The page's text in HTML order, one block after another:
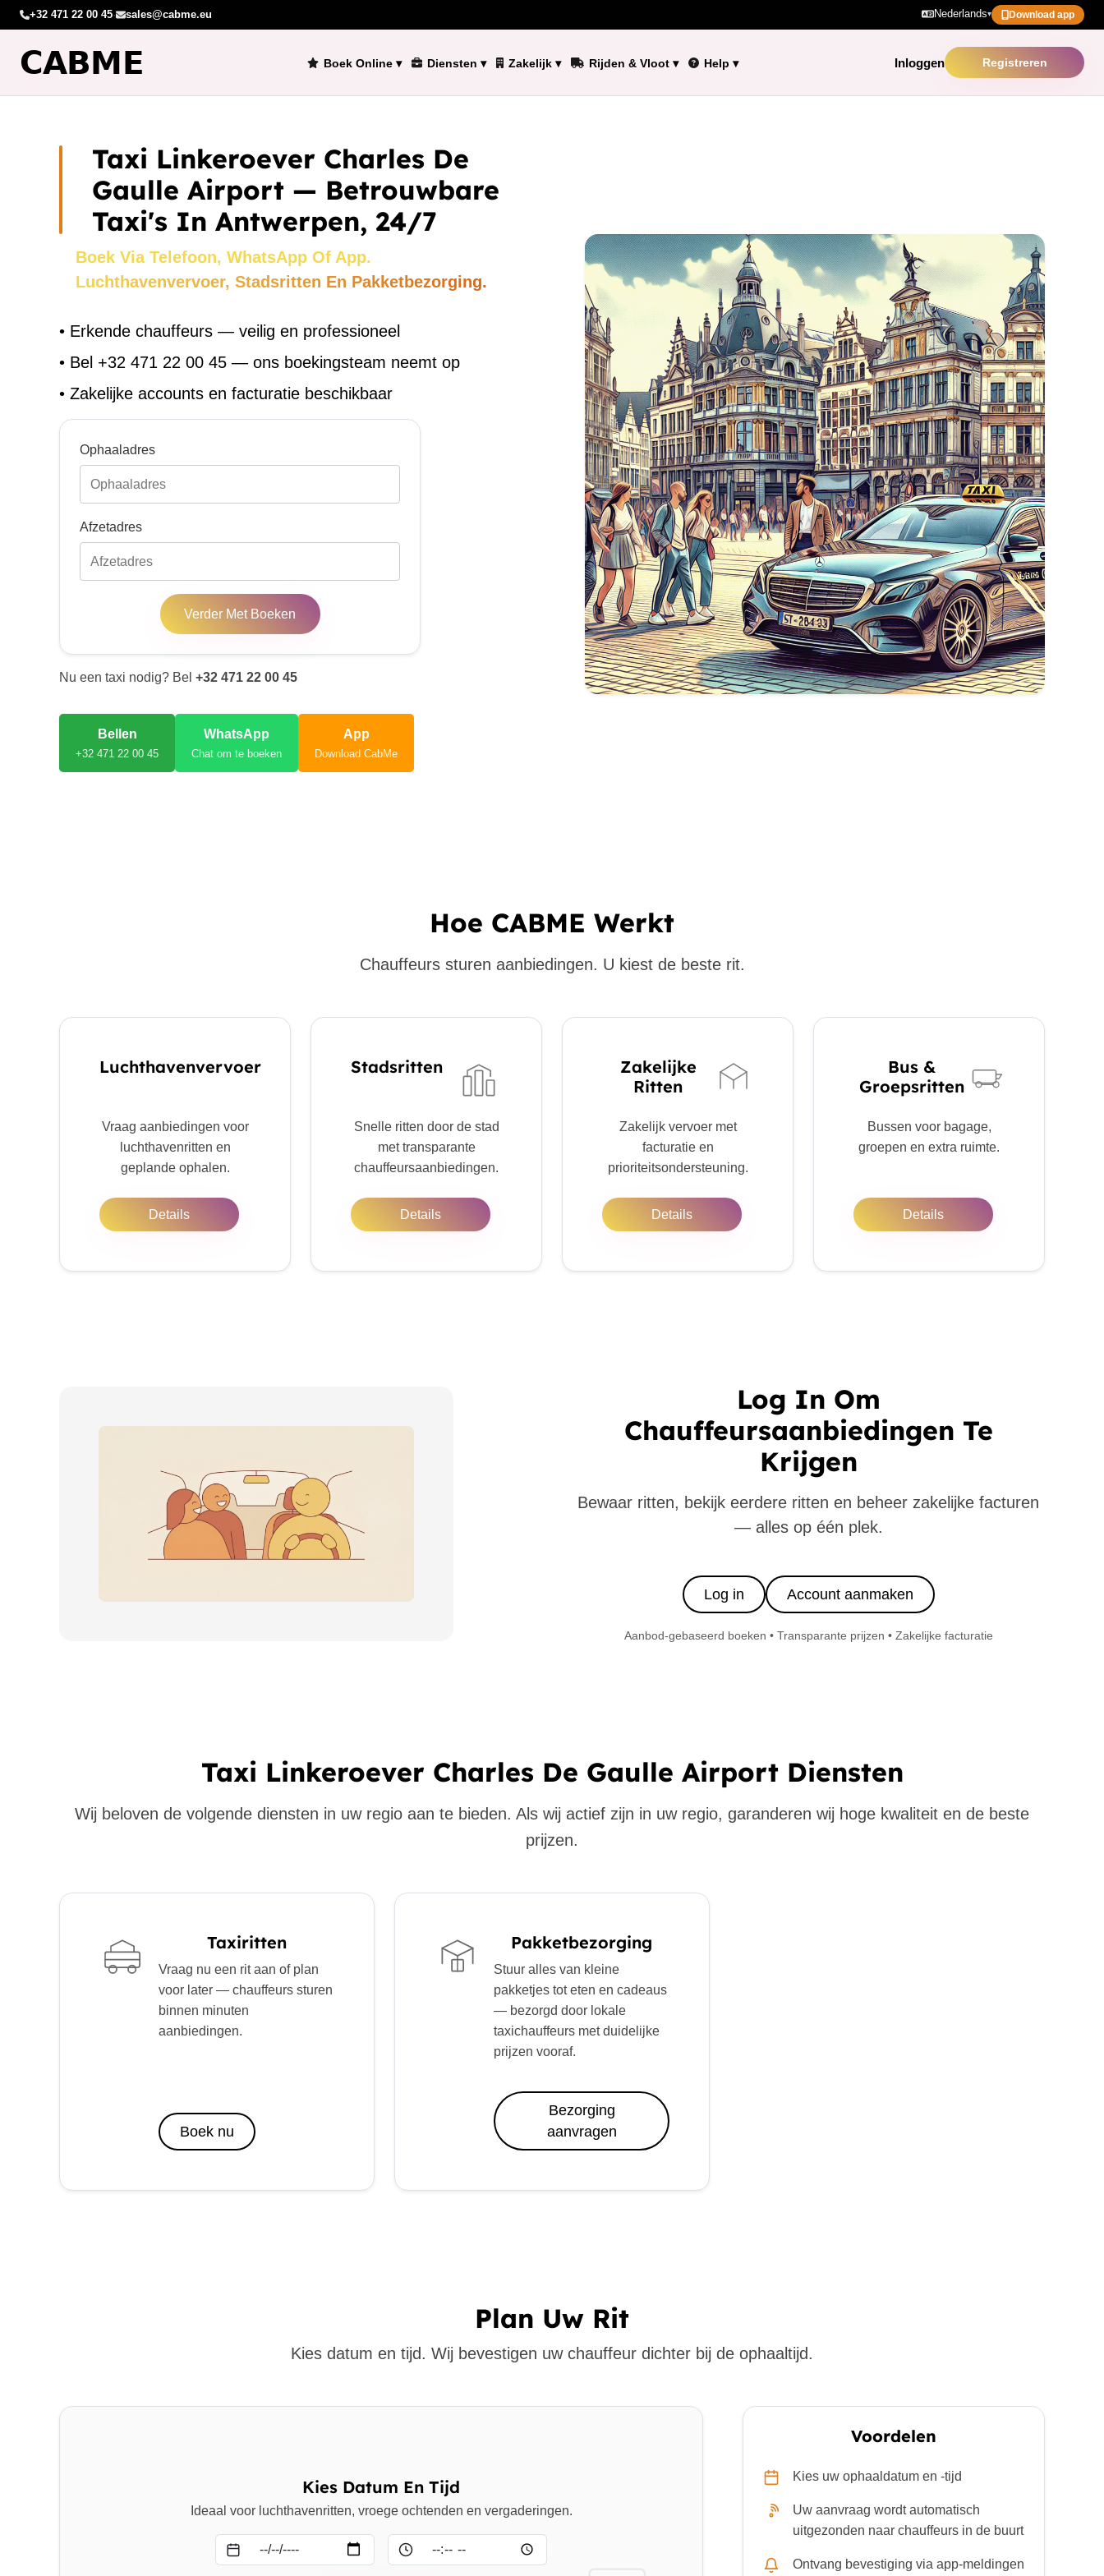
+32 471 22 00 45· sales@cabme.eu Nederlands▾ Download app
Boek Online ▾ Diensten ▾ Zakelijk ▾ Rijden & Vloot ▾ Help ▾ Inloggen Registreren
Taxi Linkeroever Charles De
Gaulle Airport — Betrouwbare
Taxi's In Antwerpen, 24/7
Boek Via Telefoon, WhatsApp Of App.
Luchthavenvervoer, Stadsritten En Pakketbezorging.
• Erkende chauffeurs — veilig en professioneel
• Bel +32 471 22 00 45 — ons boekingsteam neemt op
• Zakelijke accounts en facturatie beschikbaar
Ophaaladres
Afzetadres
Verder Met Boeken
Nu een taxi nodig? Bel +32 471 22 00 45
Bellen
+32 471 22 00 45
WhatsApp
Chat om te boeken
App
Download CabMe
Hoe CABME Werkt
Chauffeurs sturen aanbiedingen. U kiest de beste rit.
Luchthavenvervoer
Vraag aanbiedingen voor
luchthavenritten en
geplande ophalen.
Details
Stadsritten
Snelle ritten door de stad
met transparante
chauffeursaanbiedingen.
Details
Zakelijke
Ritten
Zakelijk vervoer met
facturatie en
prioriteitsondersteuning.
Details
Bus &
Groepsritten
Bussen voor bagage,
groepen en extra ruimte.
Details
Log In Om
Chauffeursaanbiedingen Te
Krijgen
Bewaar ritten, bekijk eerdere ritten en beheer zakelijke facturen
— alles op één plek.
Log in Account aanmaken
Aanbod-gebaseerd boeken • Transparante prijzen • Zakelijke facturatie
Taxi Linkeroever Charles De Gaulle Airport Diensten
Wij beloven de volgende diensten in uw regio aan te bieden. Als wij actief zijn in uw regio, garanderen wij hoge kwaliteit en de beste
prijzen.
Taxiritten
Vraag nu een rit aan of plan
voor later — chauffeurs sturen
binnen minuten
aanbiedingen.
Boek nu
Pakketbezorging
Stuur alles van kleine
pakketjes tot eten en cadeaus
— bezorgd door lokale
taxichauffeurs met duidelijke
prijzen vooraf.
Bezorging
aanvragen
Plan Uw Rit
Kies datum en tijd. Wij bevestigen uw chauffeur dichter bij de ophaaltijd.
Kies Datum En Tijd
Ideaal voor luchthavenritten, vroege ochtenden en vergaderingen.
Voordelen
Kies uw ophaaldatum en -tijd
Uw aanvraag wordt automatisch
uitgezonden naar chauffeurs in de buurt
Ontvang bevestiging via app-meldingen